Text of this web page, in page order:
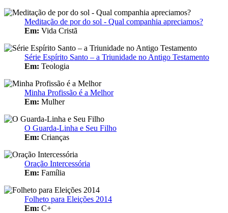
Meditação de por do sol - Qual companhia apreciamos?
Em: Vida Cristã
Série Espírito Santo – a Triunidade no Antigo Testamento
Em: Teologia
Minha Profissão é a Melhor
Em: Mulher
O Guarda-Linha e Seu Filho
Em: Crianças
Oração Intercessória
Em: Família
Folheto para Eleições 2014
Em: C+